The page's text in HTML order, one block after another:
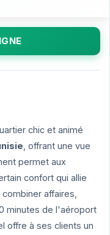
chic et animé
, offrant une vue
permet aux
confort qui allie
affaires,
minutes de l'aéroport
offre à ses clients un